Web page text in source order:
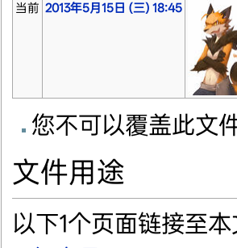
当前 2013年5月15日 (三) 18:45
您不可以覆盖此文
文件用途
以下1个页面链接至